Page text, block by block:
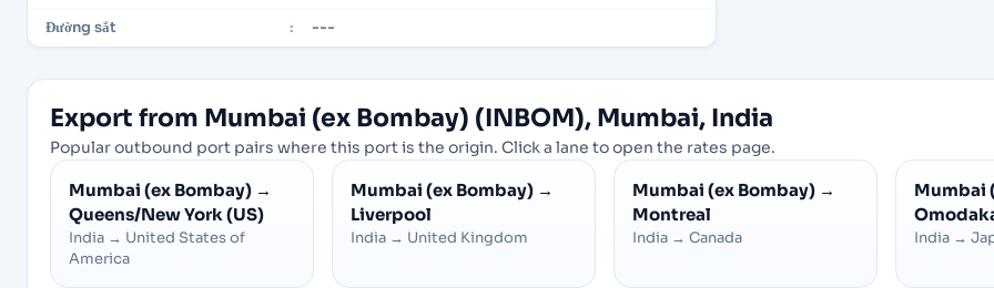
Đường sắt : ---
Export from Mumbai (ex Bombay) (INBOM), Mumbai, India
Popular outbound port pairs where this port is the origin. Click a lane to open the rates page.
Mumbai (ex Bombay) →
Queens/New York (US)
India → United States of
America
Mumbai (ex Bombay) →
Liverpool
India → United Kingdom
Mumbai (ex Bombay) →
Montreal
India → Canada
Mumbai
India →